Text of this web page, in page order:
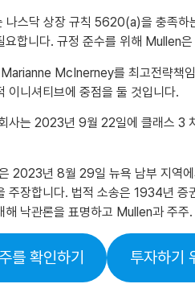
스닥 상장 규칙 5620(a)을 충족하
요합니다. 규정 준수를 위해 Mullen
McInerney를 최고전략책
이니셔티브에 중점을 둘 것입니다.
사는 2023년 9월 22일에 클래스 3
2023년 8월 29일 뉴욕 남부 지역
주장합니다. 법적 소송은 1934년
해 낙관론을 표명하고 Mullen과 주
를 확인하기 투자하기